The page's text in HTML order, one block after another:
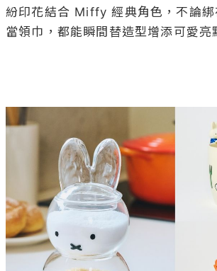
紛印花結合 Miffy 經典角色，不論綁
當領巾，都能瞬間替造型增添可愛亮